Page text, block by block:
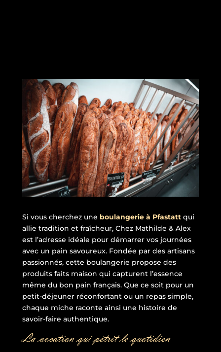
Si vous cherchez une boulangerie à Pfastattqui
allie tradition et fraîcheur, Chez Mathilde & Alex
est l’adresse idéale pour démarrer vos journées
avec un pain savoureux. Fondée par des artisans
passionnés, cette boulangerie propose des
produits faits maison qui capturent l’essence
même du bon pain français. Que ce soit pour un
petit-déjeuner réconfortant ou un repas simple,
chaque miche raconte ainsi une histoire de
savoir-faire authentique.
La vocation qui pétrit le quotidien